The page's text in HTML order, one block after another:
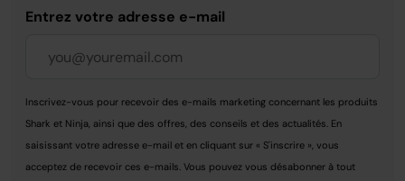
Entrez votre adresse e-mail
Inscrivez-vous pour recevoir des e-mails marketing concernant les produits
Shark et Ninja, ainsi que des offres, des conseils et des actualités. En
saisissant votre adresse e-mail et en cliquant sur « S'inscrire », vous
acceptez de recevoir ces e-mails. Vous pouvez vous désabonner à tout